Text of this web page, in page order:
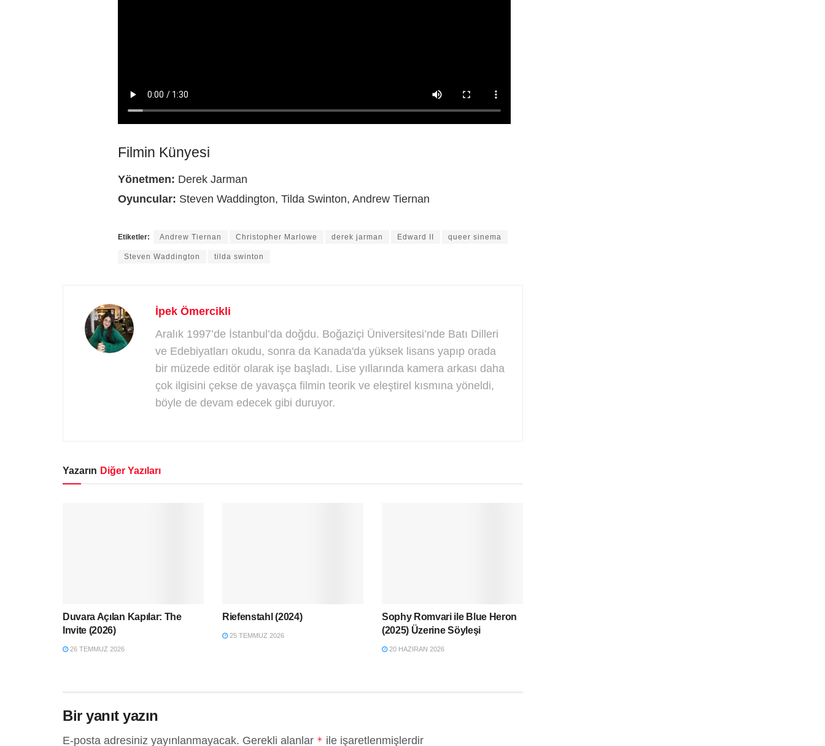
Filmin Künyesi
Yönetmen: Derek Jarman
Oyuncular: Steven Waddington, Tilda Swinton, Andrew Tiernan
Etiketler: Andrew Tiernan Christopher Marlowe derek jarman Edward II queer sinema
Steven Waddington tilda swinton
İpek Ömercikli
Aralık 1997’de İstanbul’da doğdu. Boğaziçi Üniversitesi’nde Batı Dilleri
ve Edebiyatları okudu, sonra da Kanada'da yüksek lisans yapıp orada
bir müzede editör olarak işe başladı. Lise yıllarında kamera arkası daha
çok ilgisini çekse de yavaşça filmin teorik ve eleştirel kısmına yöneldi,
böyle de devam edecek gibi duruyor.
Yazarın Diğer Yazıları
Duvara Açılan Kapılar: The
Invite (2026)
26 TEMMUZ 2026
Riefenstahl (2024)
25 TEMMUZ 2026
Sophy Romvari ile Blue Heron
(2025) Üzerine Söyleşi
20 HAZIRAN 2026
Bir yanıt yazın
E-posta adresiniz yayınlanmayacak. Gerekli alanlar * ile işaretlenmişlerdir